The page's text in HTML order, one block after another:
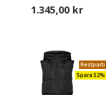
1.345,00 kr
Restparti
Spara 52%